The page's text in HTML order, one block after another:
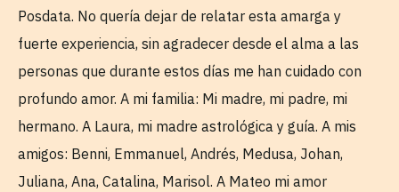
Posdata. No quería dejar de relatar esta amarga y
fuerte experiencia, sin agradecer desde el alma a las
personas que durante estos días me han cuidado con
profundo amor. A mi familia: Mi madre, mi padre, mi
hermano. A Laura, mi madre astrológica y guía. A mis
amigos: Benni, Emmanuel, Andrés, Medusa, Johan,
Juliana, Ana, Catalina, Marisol. A Mateo mi amor